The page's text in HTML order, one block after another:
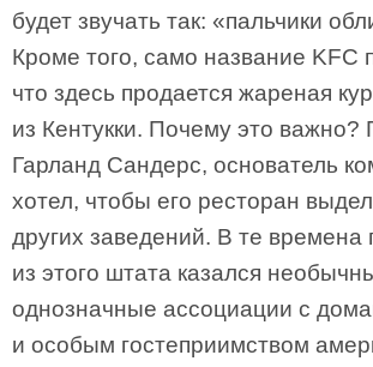
будет звучать так: «пальчики
Кроме того, само название KFC
что здесь продается жареная
из Кентукки. Почему это важно?
Гарланд Сандерс, основатель
хотел, чтобы его ресторан
других заведений. В те времена
из этого штата казался
однозначные ассоциации с
и особым гостеприимством